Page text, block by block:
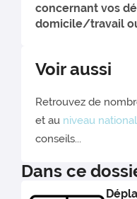
concernant vos
domicile/travail
Voir aussi
Retrouvez de
et au niveau national
conseils...
Dans ce